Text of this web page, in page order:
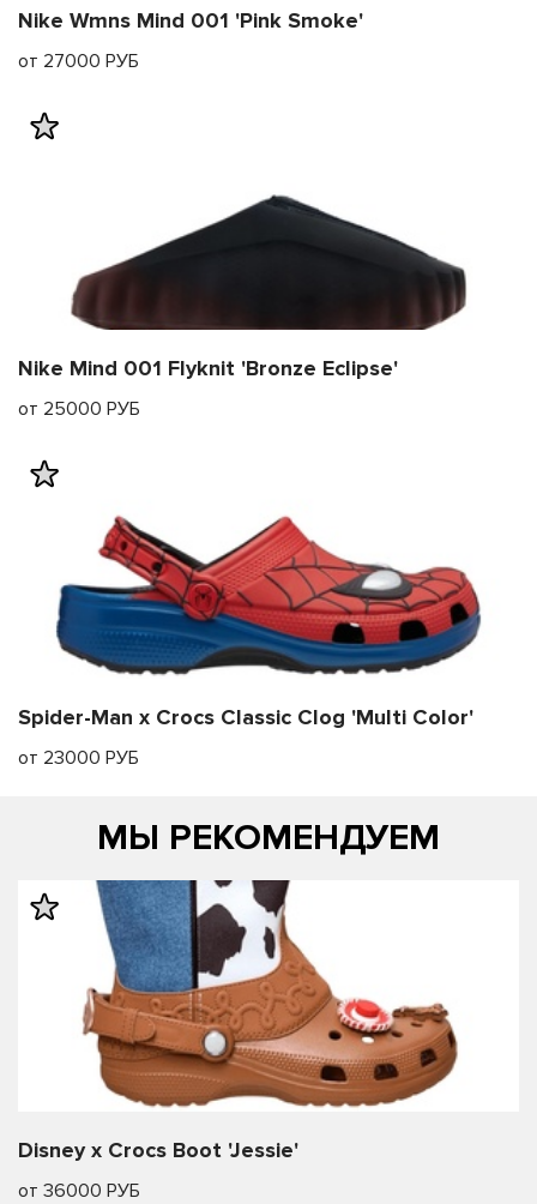
Nike Wmns Mind 001 'Pink Smoke'
от 27000 РУБ
Nike Mind 001 Flyknit 'Bronze Eclipse'
от 25000 РУБ
Spider-Man x Crocs Classic Clog 'Multi Color'
от 23000 РУБ
МЫ РЕКОМЕНДУЕМ
Disney x Crocs Boot 'Jessie'
от 36000 РУБ